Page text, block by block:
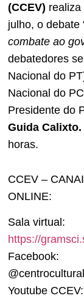
(CCEV)
julho, o debate
combate ao
debatedores
Nacional do
Nacional do
Presidente do
Guida Calixto.
horas.
CCEV –
ONLINE:
Sala virtual:
https://
Facebook:
Youtube CCEV: